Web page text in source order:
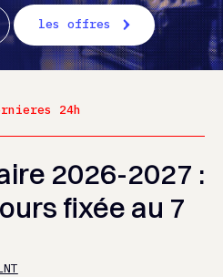
les offres
24h
2026-2027 :
fixée au 7